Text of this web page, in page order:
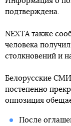
подтверждена.
NEXTA также
человека
столкновений и
Белорусские СМИ
постепенно
оппозиция
После